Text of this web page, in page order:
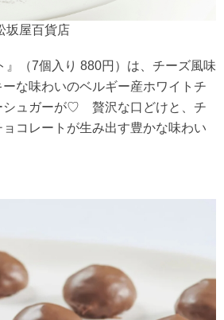
坂屋百貨店
』（7個入り 880円）は、チーズ風味
な味わいのベルギー産ホワイトチ
シュガーが♡ 贅沢な口どけと、チ
コレートが生み出す豊かな味わい